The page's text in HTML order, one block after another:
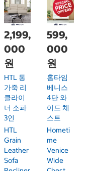
2,199,
000
원
HTL 통
가죽 리
클라이
너 소파
3인
HTL
Grain
Leather
Sofa
599,
000
원
홈타임
베니스
4단 와
이드 체
스트
Hometi
Me
Venice
Wide